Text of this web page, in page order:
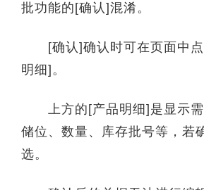
批功能的[确认]混淆。
[确认]确认时可在页面中点
明细]。
上方的[产品明细]是显示需
储位、数量、库存批号等，若
选。